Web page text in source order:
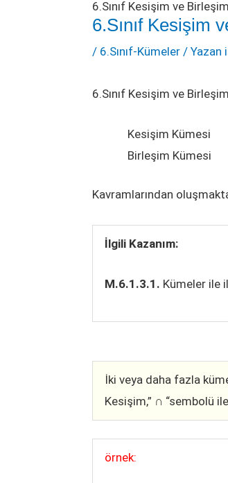
6.Sınıf Kesişim ve
6.Sınıf Kesişim
/ 6.Sınıf-Kümeler / Yazan
6.Sınıf Kesişim ve
Kesişim Kümesi
Birleşim Kümesi
Kavramlarından
İlgili Kazanım:
M.6.1.3.1. Kümeler ile
İki veya daha fazla
Kesişim,” ∩ “sembolü
örnek: